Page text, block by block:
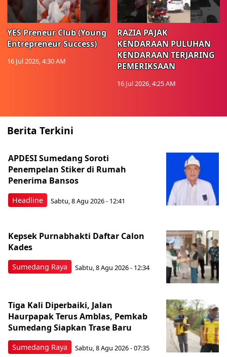
YES Preneur Club (Young
Entrepreneur Success)
16 Jul 2026, 4:30 AM
RAZIA PAJAK
KENDARAAN PULUHAN
KENDARAAN TERJARING
PEMERIKSAAN
16 Jul 2026, 4:25 AM
Berita Terkini
Headline
APDESI Sumedang Soroti
Penempelan Stiker di Rumah
Penerima Bansos
Sabtu, 8 Agu 2026 - 12:41
Sumedang Raya
Kepsek Purnabhakti Daftar Calon
Kades
Sabtu, 8 Agu 2026 - 12:34
Sumedang Raya
Tiga Kali Diperbaiki, Jalan
Haurpapak Terus Amblas, Pemkab
Sumedang Siapkan Trase Baru
Sabtu, 8 Agu 2026 - 07:35